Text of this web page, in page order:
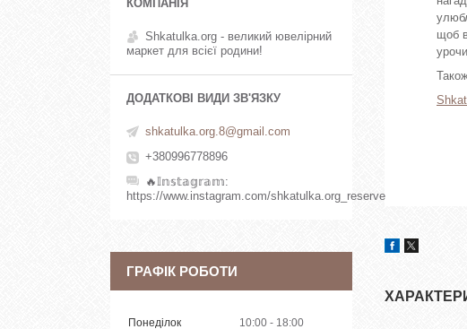
щоб
Shkatulka.org - великий ювелірний
маркет для всієї родини!
shkatulka.org.8@gmail.com
+380996778896
🔥𝕀𝕟𝕤𝕥𝕒𝕘𝕣𝕒𝕞
https://www.instagram.com/shkatulka.org_reserve
ГРАФІК РОБОТИ
Понеділок 10:00 18:00